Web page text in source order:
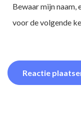
Bewaar mijn naam,
voor de volgende